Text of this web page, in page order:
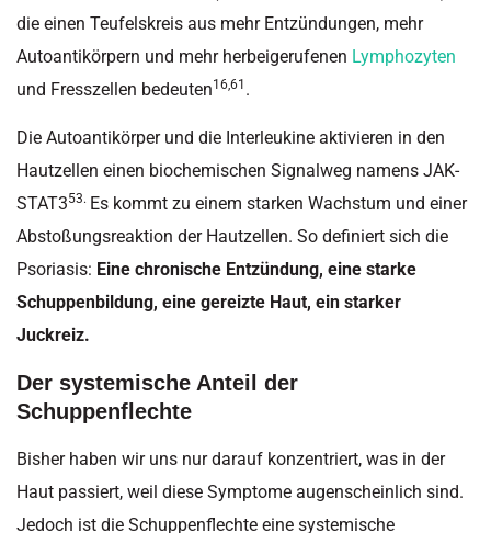
die einen Teufelskreis aus mehr Entzündungen, mehr
Autoantikörpern und mehr herbeigerufenen Lymphozyten
und Fresszellen bedeuten16,61 .
Die Autoantikörper und die Interleukine aktivieren in den
Hautzellen einen biochemischen Signalweg namens JAK-
STAT353. Es kommt zu einem starken Wachstum und einer
Abstoßungsreaktion der Hautzellen. So definiert sich die
Psoriasis: Eine chronische Entzündung, eine starke
Schuppenbildung, eine gereizte Haut, ein starker
Juckreiz.
Der systemische Anteil der
Schuppenflechte
Bisher haben wir uns nur darauf konzentriert, was in der
Haut passiert, weil diese Symptome augenscheinlich sind.
Jedoch ist die Schuppenflechte eine systemische